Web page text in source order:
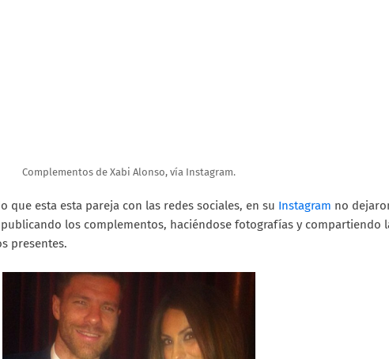
Complementos de Xabi Alonso, vía Instagram.
que esta esta pareja con las redes sociales, en su Instagram no
los complementos, haciéndose fotografías y compartiendo
presentes.